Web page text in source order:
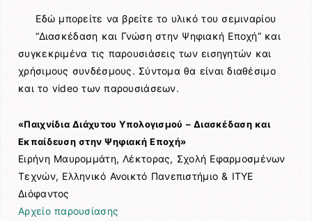
Εδώ μπορείτε να βρείτε το υλικό του σεμιναρίου
“Διασκέδαση και Γνώση στην Ψηφιακή Εποχή” και
συγκεκριμένα τις παρουσιάσεις των εισηγητών και
χρήσιμους συνδέσμους. Σύντομα θα είναι διαθέσιμο
και το video των παρουσιάσεων.
«Παιχνίδια Διάχυτου Υπολογισμού – Διασκέδαση και
Εκπαίδευση στην Ψηφιακή Εποχή»
Ειρήνη Μαυρομμάτη, Λέκτορας, Σχολή Εφαρμοσμένων
Τεχνών, Ελληνικό Ανοικτό Πανεπιστήμιο & ΙΤΥΕ
Διόφαντος
Αρχείο παρουσίασης